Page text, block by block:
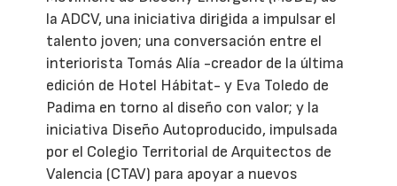
la ADCV, una iniciativa dirigida a impulsar el
talento joven; una conversación entre el
interiorista Tomás Alía -creador de la última
edición de Hotel Hábitat- y Eva Toledo de
Padima en torno al diseño con valor; y la
iniciativa Diseño Autoproducido, impulsada
por el Colegio Territorial de Arquitectos de
Valencia (CTAV) para apoyar a nuevos